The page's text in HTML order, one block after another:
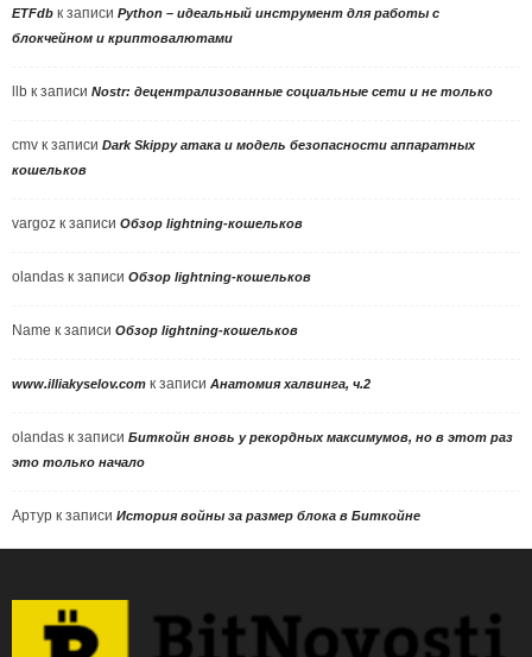
ETFdb к записи Python – идеальный инструмент для работы с
блокчейном и криптовалютами
llb к записи Nostr: децентрализованные социальные сети и не только
cmv к записи Dark Skippy атака и модель безопасности аппаратных
кошельков
vargoz к записи Обзор lightning-кошельков
olandas к записи Обзор lightning-кошельков
Name к записи Обзор lightning-кошельков
www.illiakyselov.com к записи Анатомия халвинга, ч.2
olandas к записи Биткойн вновь у рекордных максимумов, но в этот раз
это только начало
Артур к записи История войны за размер блока в Биткойне